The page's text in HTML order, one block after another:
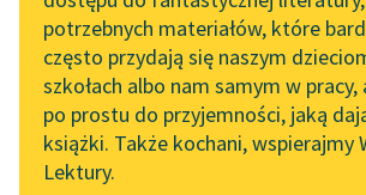
„Kochanek Lady
Chatterley” do słuchania
na Wolnych Lekturach
Nowy audiobook –
„Marzenie o Oriencie”
OAI-
Widget
Przypisy
potrzebnych materiałów, które
często przydają się naszym
szkołach albo nam samym w pracy,
po prostu do przyjemności, jaką
książki. Także kochani, wspierajmy
Lektury.
Uczą, że
mniej niż
Czytaj